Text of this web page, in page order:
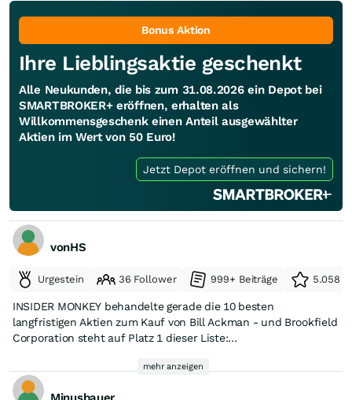
Bonus Aktion
Ihre Lieblingsaktie geschenkt
Alle Neukunden, die bis zum 31.08.2026 ein Depot bei
SMARTBROKER+ eröffnen, erhalten als
Willkommensgeschenk einen Anteil ausgewählter
Aktien im Wert von 50 Euro!
Jetzt Depot eröffnen und sichern!
vonHS
Urgestein 36 Follower 999+ Beiträge 5.058
INSIDER MONKEY behandelte gerade die 10 besten
langfristigen Aktien zum Kauf von Bill Ackman - und Brookfield
Corporation steht auf Platz 1 dieser Liste:
https://www.insidermonkey.com/blog/brookfield-corporation-
bn-bill-ackman-is-bullish-on-this-asset-manager-1745586/
mehr anzeigen